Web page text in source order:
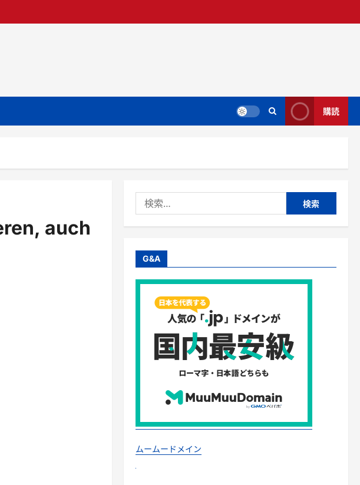
購読
auch
索:
G&A
ムームードメイン